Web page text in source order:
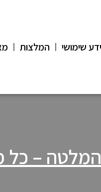
שימושי המלצות
המלטה –